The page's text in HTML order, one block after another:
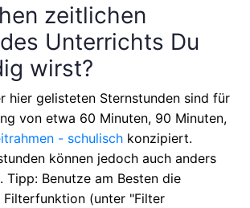
zeitlichen
Unterrichts Du
wirst?
hier gelisteten Sternstunden sind für
von etwa 60 Minuten, 90 Minuten,
- schulisch konzipiert.
können jedoch auch anders
Tipp: Benutze am Besten die
Filterfunktion (unter "Filter